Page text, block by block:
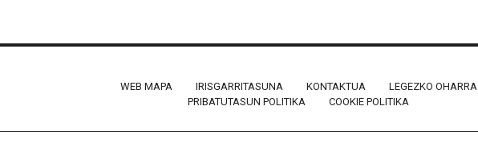
WEB MAPA IRISGARRITASUNA KONTAKTUA
LEGEZKO OHARRA
PRIBATUTASUN POLITIKA
COOKIE POLITIKA